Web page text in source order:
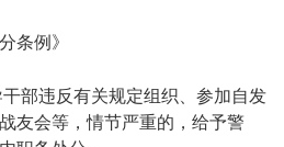
条例》
部违反有关规定组织、参加自发
友会等，情节严重的，给予警